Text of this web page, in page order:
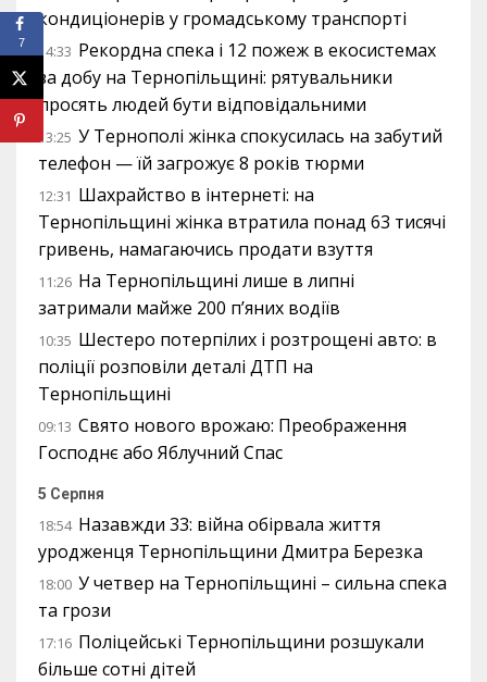
кондиціонерів у громадському транспорті
14:33 Рекордна спека і 12 пожеж в екосистемах
за добу на Тернопільщині: рятувальники
просять людей бути відповідальними
13:25 У Тернополі жінка спокусилась на забутий
телефон — їй загрожує 8 років тюрми
12:31 Шахрайство в інтернеті: на
Тернопільщині жінка втратила понад 63 тисячі
гривень, намагаючись продати взуття
11:26 На Тернопільщині лише в липні
затримали майже 200 п’яних водіїв
10:35 Шестеро потерпілих і розтрощені авто: в
поліції розповіли деталі ДТП на
Тернопільщині
09:13 Свято нового врожаю: Преображення
Господнє або Яблучний Спас
5 Серпня
18:54 Назавжди 33: війна обірвала життя
уродженця Тернопільщини Дмитра Березка
18:00 У четвер на Тернопільщині – сильна спека
та грози
17:16 Поліцейські Тернопільщини розшукали
більше сотні дітей
7